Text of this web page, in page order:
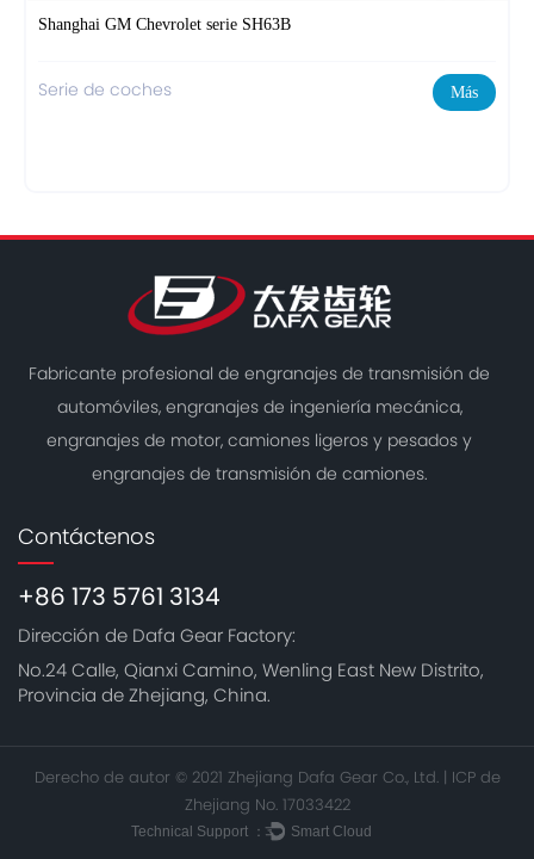
Shanghai GM Chevrolet serie SH63B
Serie de coches Más
Fabricante profesional de engranajes de transmisión de
automóviles, engranajes de ingeniería mecánica,
engranajes de motor, camiones ligeros y pesados ​​y
engranajes de transmisión de camiones.
Contáctenos
+86 173 5761 3134
Dirección de Dafa Gear Factory:
No.24 Calle, Qianxi Camino, Wenling East New Distrito,
Provincia de Zhejiang, China.
Derecho de autor © 2021 Zhejiang Dafa Gear Co., Ltd. | ICP de
Zhejiang No. 17033422
Technical Support ： Smart Cloud